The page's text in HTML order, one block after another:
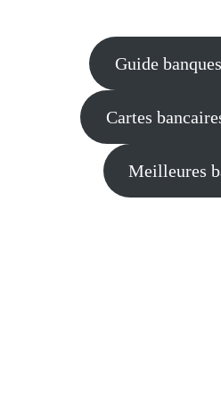
Guide
Cartes
Meilleures